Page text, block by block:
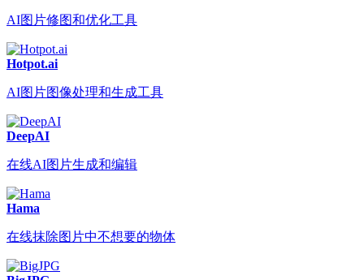
AI图片修图和优化工具
Hotpot.ai
AI图片图像处理和生成工具
DeepAI
在线AI图片生成和编辑
Hama
在线抹除图片中不想要的物体